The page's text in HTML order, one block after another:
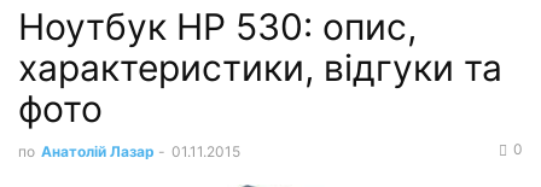
Ноутбук HP 530: опис,
характеристики, відгуки та
фото
по Анатолій Лазар - 01.11.2015 0